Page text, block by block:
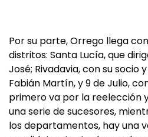
Por su parte, Orrego llega
distritos: Santa Lucía, que
José; Rivadavia, con su socio
Fabián Martín, y 9 de Julio,
primero va por la reelección
una serie de sucesores,
los departamentos, hay una